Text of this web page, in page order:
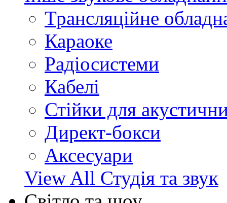
Трансляційне
Караоке
Радіосистеми
Кабелі
Стійки для
Директ-бокси
Аксесуари
View All Студія та звук